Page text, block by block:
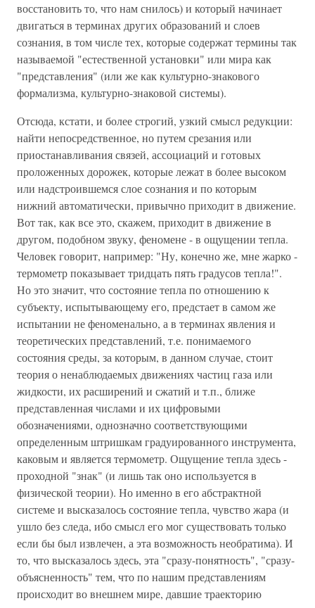
восстановить то, что нам снилось) и который начинает
двигаться в терминах других образований и слоев
сознания, в том числе тех, которые содержат термины так
называемой "естественной установки" или мира как
"представления" (или же как культурно-знакового
формализма, культурно-знаковой системы).
Отсюда, кстати, и более строгий, узкий смысл редукции:
найти непосредственное, но путем срезания или
приостанавливания связей, ассоциаций и готовых
проложенных дорожек, которые лежат в более высоком
или надстроившемся слое сознания и по которым
нижний автоматически, привычно приходит в движение.
Вот так, как все это, скажем, приходит в движение в
другом, подобном звуку, феномене - в ощущении тепла.
Человек говорит, например: "Ну, конечно же, мне жарко -
термометр показывает тридцать пять градусов тепла!".
Но это значит, что состояние тепла по отношению к
субъекту, испытывающему его, предстает в самом же
испытании не феноменально, а в терминах явления и
теоретических представлений, т.е. понимаемого
состояния среды, за которым, в данном случае, стоит
теория о ненаблюдаемых движениях частиц газа или
жидкости, их расширений и сжатий и т.п., ближе
представленная числами и их цифровыми
обозначениями, однозначно соответствующими
определенным штришкам градуированного инструмента,
каковым и является термометр. Ощущение тепла здесь -
проходной "знак" (и лишь так оно используется в
физической теории). Но именно в его абстрактной
системе и высказалось состояние тепла, чувство жара (и
ушло без следа, ибо смысл его мог существовать только
если бы был извлечен, а эта возможность необратима). И
то, что высказалось здесь, эта "сразу-понятность", "сразу-
объясненность" тем, что по нашим представлениям
происходит во внешнем мире, давшие траекторию